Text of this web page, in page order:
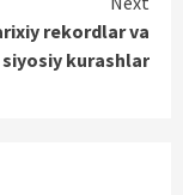
rekordlar va
siyosiy kurashlar